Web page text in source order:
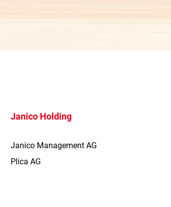
Janico Holding
Janico Management AG
Plica AG